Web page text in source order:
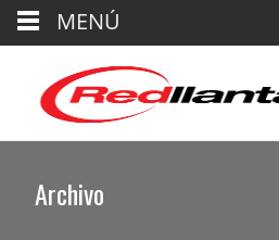
Archivo
MENÚ